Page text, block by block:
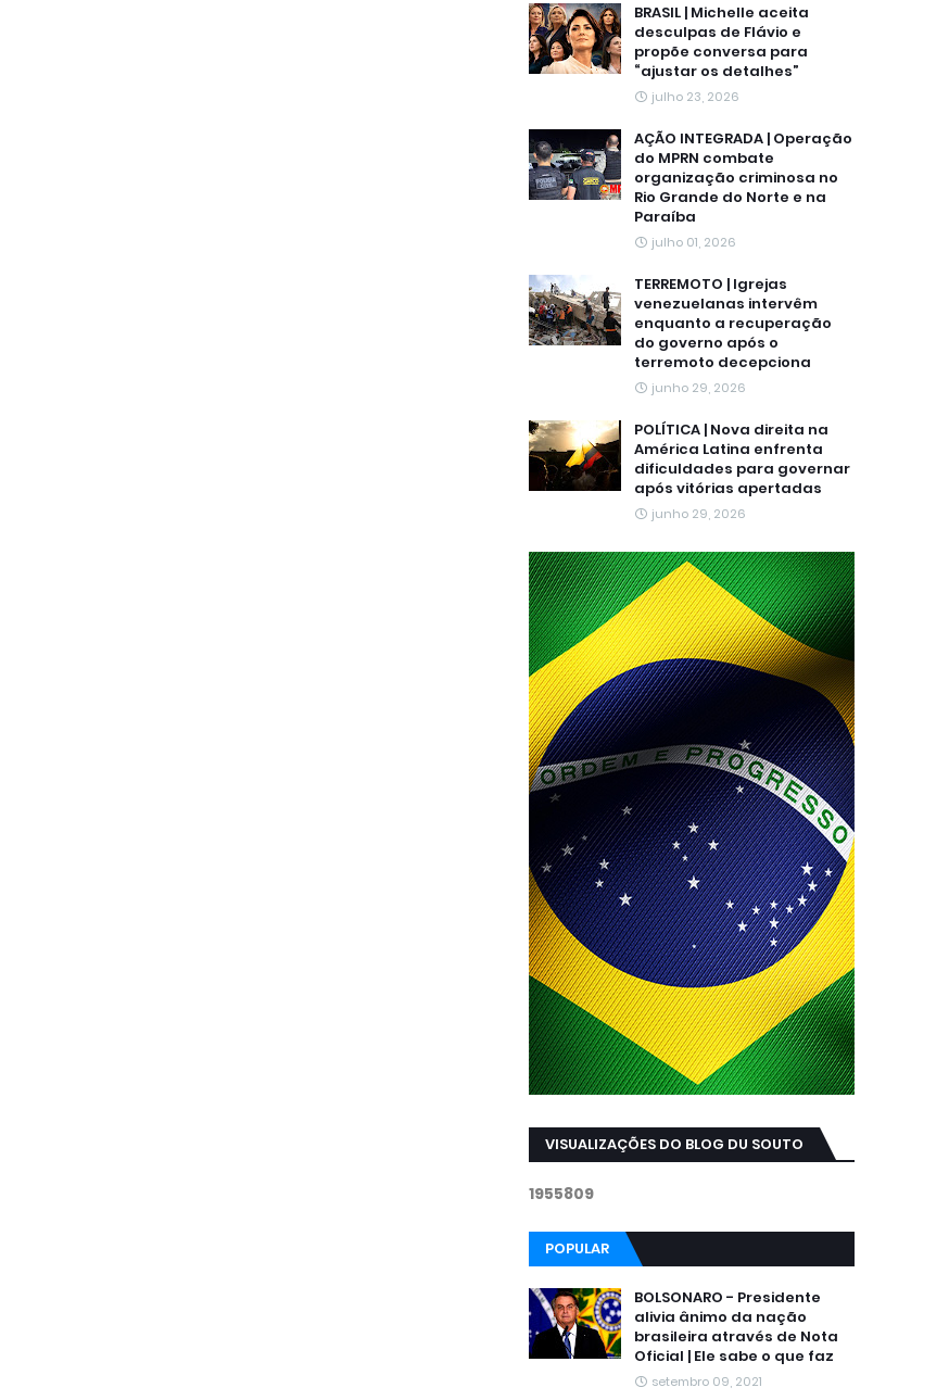
BRASIL | Michelle aceita
desculpas de Flávio e
propõe conversa para
“ajustar os detalhes”
julho 23, 2026
AÇÃO INTEGRADA | Operação
do MPRN combate
organização criminosa no
Rio Grande do Norte e na
Paraíba
julho 01, 2026
TERREMOTO | Igrejas
venezuelanas intervêm
enquanto a recuperação
do governo após o
terremoto decepciona
junho 29, 2026
POLÍTICA | Nova direita na
América Latina enfrenta
dificuldades para governar
após vitórias apertadas
junho 29, 2026
VISUALIZAÇÕES DO BLOG DU SOUTO
1955809
POPULAR
BOLSONARO - Presidente
alivia ânimo da nação
brasileira através de Nota
Oficial | Ele sabe o que faz
setembro 09, 2021